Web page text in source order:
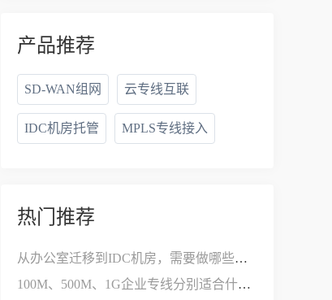
产品推荐
SD-WAN组网 云专线互联
IDC机房托管 MPLS专线接入
热门推荐
从办公室迁移到IDC机房，需要做哪些网络改造？
100M、500M、1G企业专线分别适合什么公司？